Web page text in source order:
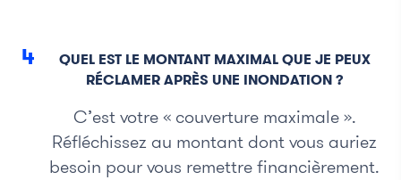
4
QUEL EST LE MONTANT MAXIMAL QUE JE PEUX
RÉCLAMER APRÈS UNE INONDATION ?
C’est votre « couverture maximale ».
Réfléchissez au montant dont vous auriez
besoin pour vous remettre financièrement.